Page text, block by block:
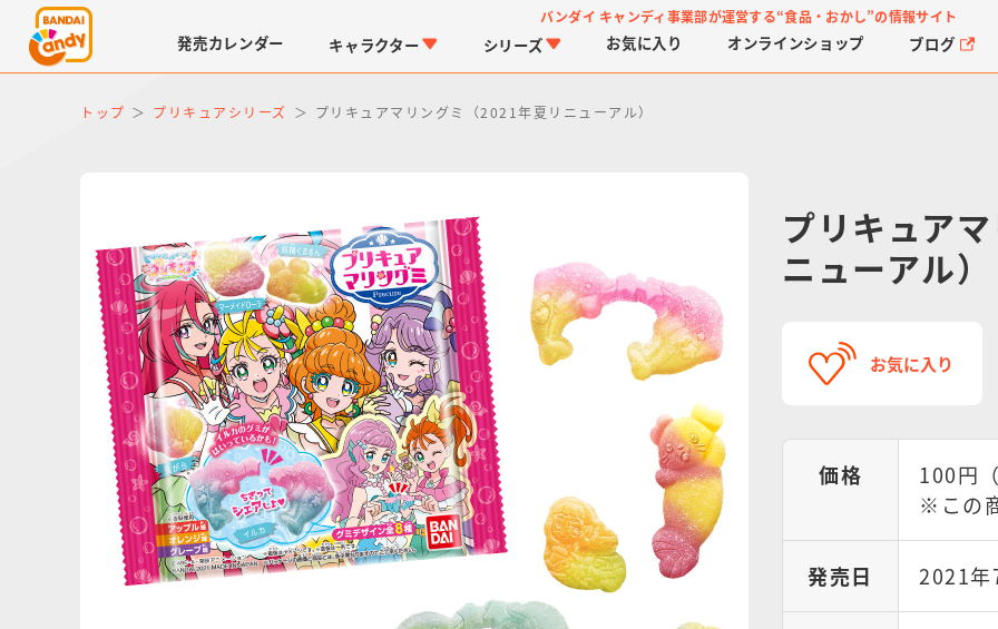
バンダイ キャンディ事業部が運営する“食品・おかし”の情報サイト
発売カレンダー キャラクター
LINK TRAVELERS 仮面ライダーシリーズ
PROJECT R.E.D.・ス
ーパー戦隊シリーズ
シリーズ
チョコボックス キャラパキ つりグミ
お気に入り オンラインショップ ブログ
トップ プリキュアシリーズ プリキュアマリングミ（2021年夏リニューアル）
プリキュア
ニューアル）
お気に入り
価格
100円
※この
発売日 2021年